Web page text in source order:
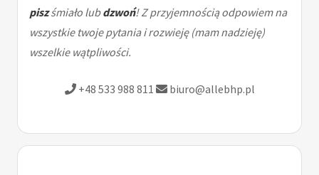
piszśmiało lubdzwoń! Z przyjemnością odpowiem na
wszystkie twoje pytania i rozwieję (mam nadzieję)
wszelkie wątpliwości.
+48 533 988 811 biuro@allebhp.pl